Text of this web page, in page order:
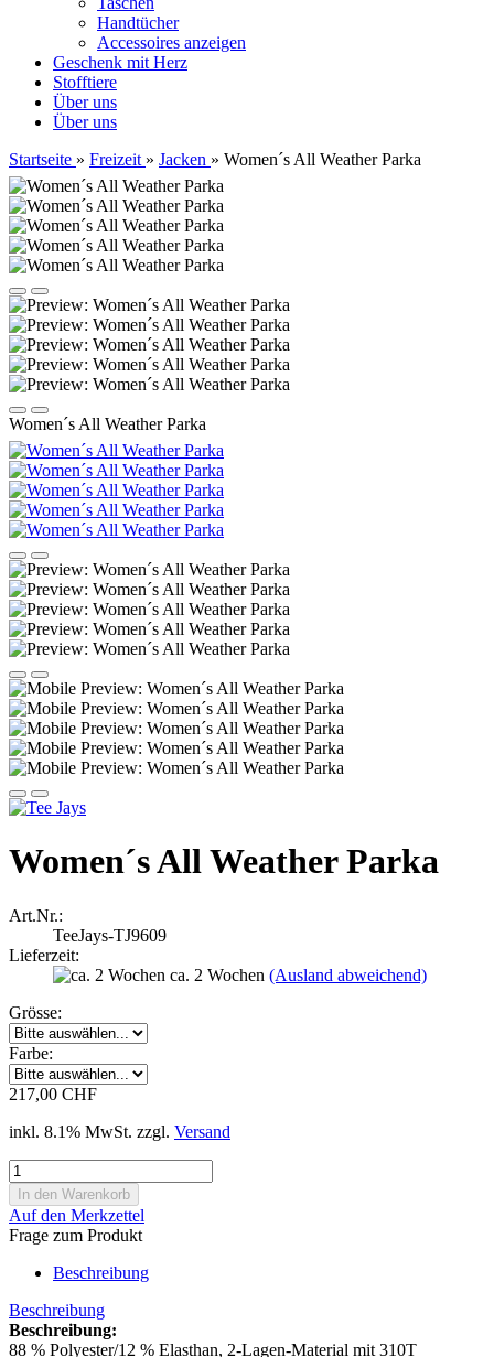
Handtücher
Accessoires anzeigen
Geschenk mit Herz
Stofftiere
Über uns
Über uns
Startseite » Freizeit » Jacken » Women´s All Weather Parka
Women´s All Weather Parka
Women´s All Weather Parka
Art.Nr.:
TeeJays-TJ9609
Lieferzeit:
ca. 2 Wochen (Ausland abweichend)
Grösse:
Farbe:
217,00 CHF
inkl. 8.1% MwSt. zzgl. Versand
Auf den Merkzettel
Frage zum Produkt
Beschreibung
Beschreibung
Beschreibung:
88 % Polyester/12 % Elasthan, 2-Lagen-Material mit 310T